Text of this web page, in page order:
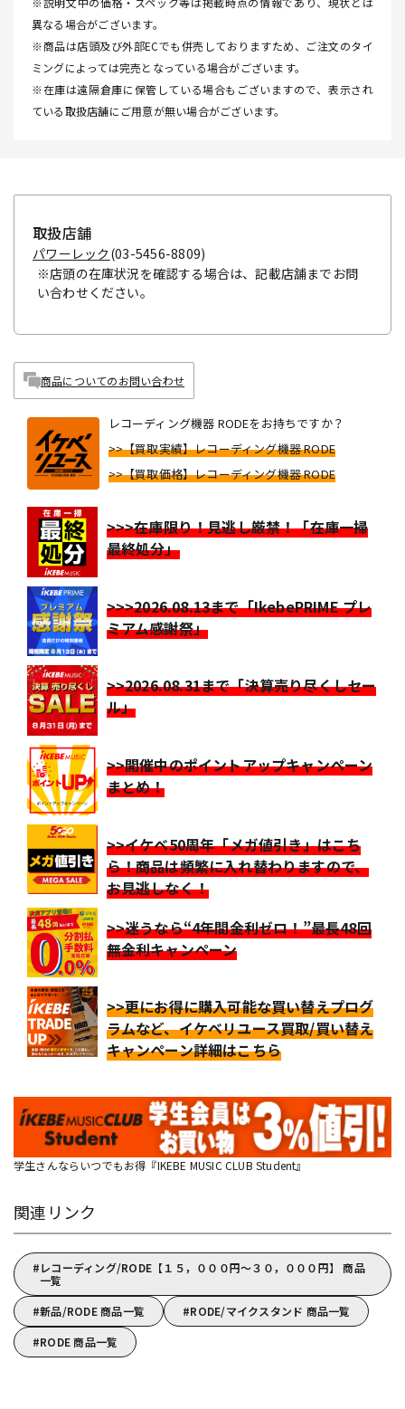
異なる場合がございます。
※商品は店頭及び外部ECでも併売しておりますため、ご注文のタイ
ミングによっては完売となっている場合がございます。
※在庫は遠隔倉庫に保管している場合もございますので、表示され
ている取扱店舗にご用意が無い場合がございます。
取扱店舗
パワーレック (03-5456-8809)
※店頭の在庫状況を確認する場合は、記載店舗までお問
い合わせください。
商品についてのお問い合わせ
レコーディング機器 RODEをお持ちですか？
>>【買取実績】レコーディング機器 RODE
>>【買取価格】レコーディング機器 RODE
>>>在庫限り！見逃し厳禁！「在庫一掃
最終処分」
>>>2026.08.13まで「IkebePRIME プレ
ミアム感謝祭」
>>2026.08.31まで「決算売り尽くしセー
ル」
>>開催中のポイントアップキャンペーン
まとめ！
>>イケベ50周年「メガ値引き」はこち
ら！商品は頻繁に入れ替わりますので、
お見逃しなく！
>>迷うなら“4年間金利ゼロ！”最長48回
無金利キャンペーン
>>更にお得に購入可能な買い替えプログ
ラムなど、イケベリユース買取/買い替え
キャンペーン詳細はこちら
学生さんならいつでもお得『IKEBE MUSIC CLUB Student』
関連リンク
レコーディング/RODE【１５，０００円～３０，０００円】 商品
一覧
新品/RODE 商品一覧
RODE/マイクスタンド 商品一覧
RODE 商品一覧